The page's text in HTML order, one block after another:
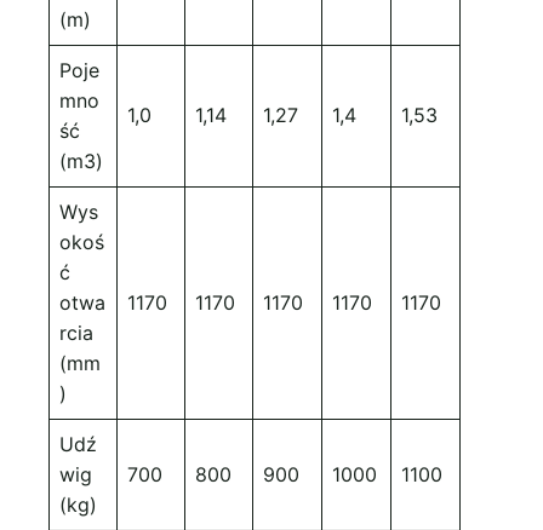
(m)
Poje
mno
ść
(m3)
1,0 1,14 1,27 1,4 1,53
Wys
okoś
ć
otwa
rcia
(mm
)
1170 1170 1170 1170 1170
Udź
wig
(kg)
700 800 900 1000 1100